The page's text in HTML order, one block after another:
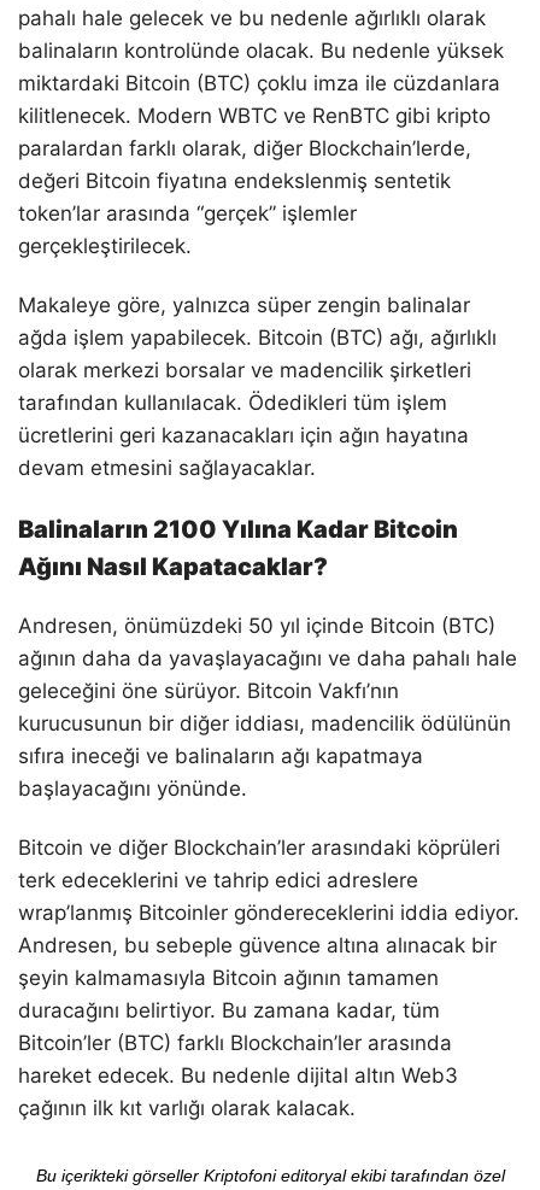
pahalı hale gelecek ve bu nedenle ağırlıklı olarak
balinaların kontrolünde olacak. Bu nedenle yüksek
miktardaki Bitcoin (BTC) çoklu imza ile cüzdanlara
kilitlenecek. Modern WBTC ve RenBTC gibi kripto
paralardan farklı olarak, diğer Blockchain’lerde,
değeri Bitcoin fiyatına endekslenmiş sentetik
token’lar arasında “gerçek” işlemler
gerçekleştirilecek.
Makaleye göre, yalnızca süper zengin balinalar
ağda işlem yapabilecek. Bitcoin (BTC) ağı, ağırlıklı
olarak merkezi borsalar ve madencilik şirketleri
tarafından kullanılacak. Ödedikleri tüm işlem
ücretlerini geri kazanacakları için ağın hayatına
devam etmesini sağlayacaklar.
Balinaların 2100 Yılına Kadar Bitcoin
Ağını Nasıl Kapatacaklar?
Andresen, önümüzdeki 50 yıl içinde Bitcoin (BTC)
ağının daha da yavaşlayacağını ve daha pahalı hale
geleceğini öne sürüyor. Bitcoin Vakfı’nın
kurucusunun bir diğer iddiası, madencilik ödülünün
sıfıra ineceği ve balinaların ağı kapatmaya
başlayacağını yönünde.
Bitcoin ve diğer Blockchain’ler arasındaki köprüleri
terk edeceklerini ve tahrip edici adreslere
wrap’lanmış Bitcoinler göndereceklerini iddia ediyor.
Andresen, bu sebeple güvence altına alınacak bir
şeyin kalmamasıyla Bitcoin ağının tamamen
duracağını belirtiyor. Bu zamana kadar, tüm
Bitcoin’ler (BTC) farklı Blockchain’ler arasında
hareket edecek. Bu nedenle dijital altın Web3
çağının ilk kıt varlığı olarak kalacak.
Bu içerikteki görseller Kriptofoni editoryal ekibi tarafından özel